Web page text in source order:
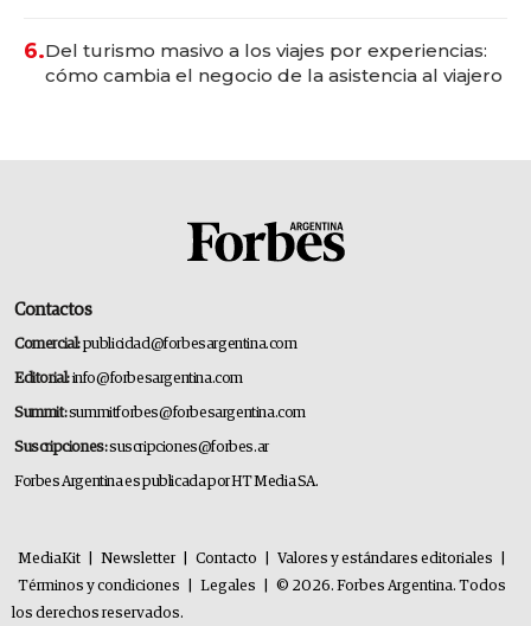
6.Del turismo masivo a los viajes por experiencias:
cómo cambia el negocio de la asistencia al viajero
Contactos
Comercial:publicidad@forbesargentina.com
Editorial:info@forbesargentina.com
Summit:summitforbes@forbesargentina.com
Suscripciones:suscripciones@forbes.ar
Forbes Argentina es publicada por HT Media SA.
MediaKit Newsletter Contacto Valores y estándares editoriales
Términos y condiciones
Legales
© 2026. Forbes Argentina. Todos
los derechos reservados.